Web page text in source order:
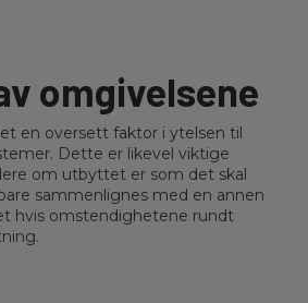
omgivelsene
en oversett faktor i ytelsen til
Dette er likevel viktige
om utbyttet er som det skal
sammenlignes med en annen
hvis omstendighetene rundt